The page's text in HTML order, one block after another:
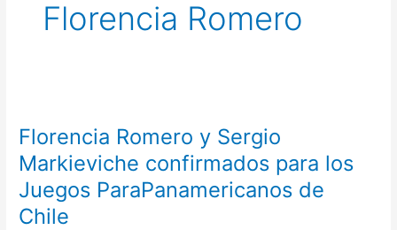
Florencia Romero
Florencia Romero y Sergio
Markieviche confirmados para los
Juegos ParaPanamericanos de
Chile
y
Sergio
Markieviche
confirmados
para